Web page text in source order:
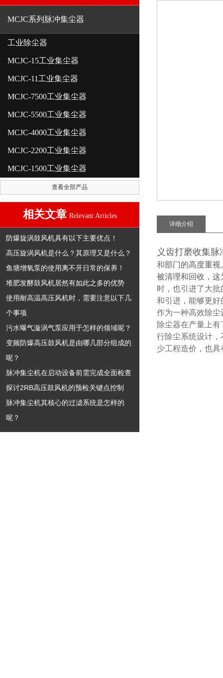
MCJC系列脉冲集尘器
工业除尘器
MCJC-15工业集尘器
MCJC-11工业集尘器
MCJC-7500工业集尘器
MCJC-5500工业集尘器
MCJC-4000工业集尘器
MCJC-2200工业集尘器
MCJC-1500工业集尘器
查看全部产品
相关文章 Relevant Articles
防爆旋涡鼓风机具有以下主要优点！
高压旋涡风机是什么？其原理又是什么？
鱼塘增氧泵的使用离不开日常的保养！
堆肥发酵鼓风机居然有如此之多的优势
使用耐高温高压风机时，需要注意以下几
个事项
污水曝气漩涡气泵应用于怎样的领域呢？
变频防爆高压鼓风机是由哪几部分组成的
呢？
脉冲集尘机在启动设备前需完成全面检查
探讨2RB高压鼓风机的预检关键点控制
脉冲集尘机其核心的过滤系统是怎样的
呢？
详细介绍
义齿打磨收集脉
和部门的高度重视
被清理和回收，这
时，也引进了大
和引进，能够更
作为一种高效除
除尘器在产量上
行除尘系统设计
少工程造价，也